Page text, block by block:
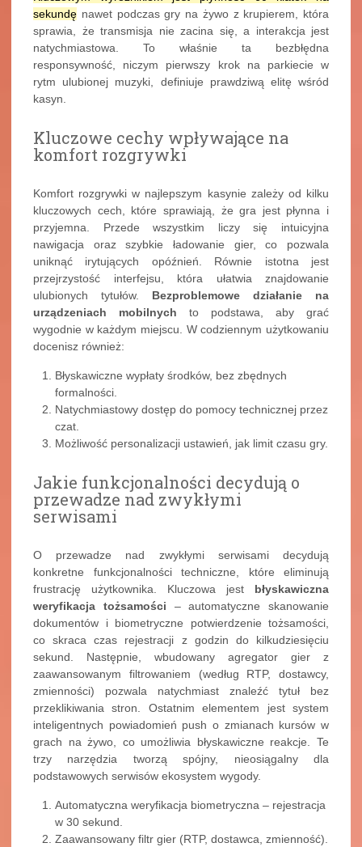
sekundę nawet podczas gry na żywo z krupierem, która
sprawia, że transmisja nie zacina się, a interakcja jest
natychmiastowa. To właśnie ta bezbłędna
responsywność, niczym pierwszy krok na parkiecie w
rytm ulubionej muzyki, definiuje prawdziwą elitę wśród
kasyn.
Kluczowe cechy wpływające na
komfort rozgrywki
Komfort rozgrywki w najlepszym kasynie zależy od kilku
kluczowych cech, które sprawiają, że gra jest płynna i
przyjemna. Przede wszystkim liczy się intuicyjna
nawigacja oraz szybkie ładowanie gier, co pozwala
uniknąć irytujących opóźnień. Równie istotna jest
przejrzystość interfejsu, która ułatwia znajdowanie
ulubionych tytułów. Bezproblemowe działanie na
urządzeniach mobilnych to podstawa, aby grać
wygodnie w każdym miejscu. W codziennym użytkowaniu
docenisz również:
Błyskawiczne wypłaty środków, bez zbędnych
formalności.
Natychmiastowy dostęp do pomocy technicznej przez
czat.
Możliwość personalizacji ustawień, jak limit czasu gry.
Jakie funkcjonalności decydują o
przewadze nad zwykłymi
serwisami
O przewadze nad zwykłymi serwisami decydują
konkretne funkcjonalności techniczne, które eliminują
frustrację użytkownika. Kluczowa jest błyskawiczna
weryfikacja tożsamości – automatyczne skanowanie
dokumentów i biometryczne potwierdzenie tożsamości,
co skraca czas rejestracji z godzin do kilkudziesięciu
sekund. Następnie, wbudowany agregator gier z
zaawansowanym filtrowaniem (według RTP, dostawcy,
zmienności) pozwala natychmiast znaleźć tytuł bez
przeklikiwania stron. Ostatnim elementem jest system
inteligentnych powiadomień push o zmianach kursów w
grach na żywo, co umożliwia błyskawiczne reakcje. Te
trzy narzędzia tworzą spójny, nieosiągalny dla
podstawowych serwisów ekosystem wygody.
Automatyczna weryfikacja biometryczna – rejestracja
w 30 sekund.
Zaawansowany filtr gier (RTP, dostawca, zmienność).